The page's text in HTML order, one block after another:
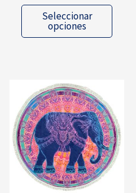
original
era:
actual
$9.093.
Seleccionar
opciones
Este
tiene
se
elegir